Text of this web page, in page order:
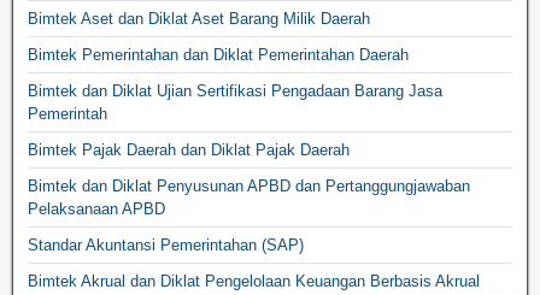
Bimtek Aset dan Diklat Aset Barang Milik Daerah
Bimtek Pemerintahan dan Diklat Pemerintahan Daerah
Bimtek dan Diklat Ujian Sertifikasi Pengadaan Barang Jasa
Pemerintah
Bimtek Pajak Daerah dan Diklat Pajak Daerah
Bimtek dan Diklat Penyusunan APBD dan Pertanggungjawaban
Pelaksanaan APBD
Standar Akuntansi Pemerintahan (SAP)
Bimtek Akrual dan Diklat Pengelolaan Keuangan Berbasis Akrual